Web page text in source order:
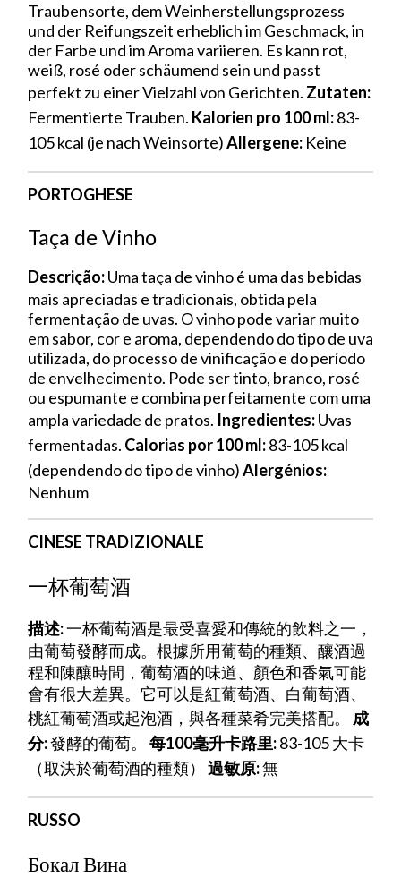
Traubensorte, dem Weinherstellungsprozess
und der Reifungszeit erheblich im Geschmack, in
der Farbe und im Aroma variieren. Es kann rot,
weiß, rosé oder schäumend sein und passt
perfekt zu einer Vielzahl von Gerichten. Zutaten:
Fermentierte Trauben. Kalorien pro 100 ml:83-
105 kcal (je nach Weinsorte)Allergene: Keine
PORTOGHESE
Taça de Vinho
Descrição:Uma taça de vinho é uma das bebidas
mais apreciadas e tradicionais, obtida pela
fermentação de uvas. O vinho pode variar muito
em sabor, cor e aroma, dependendo do tipo de uva
utilizada, do processo de vinificação e do período
de envelhecimento. Pode ser tinto, branco, rosé
ou espumante e combina perfeitamente com uma
ampla variedade de pratos. Ingredientes:Uvas
fermentadas. Calorias por 100 ml:83-105 kcal
(dependendo do tipo de vinho)Alergénios:
Nenhum
CINESE TRADIZIONALE
一杯葡萄酒
描述:一杯葡萄酒是最受喜愛和傳統的飲料之一，
由葡萄發酵而成。根據所用葡萄的種類、釀酒過
程和陳釀時間，葡萄酒的味道、顏色和香氣可能
會有很大差異。它可以是紅葡萄酒、白葡萄酒、
桃紅葡萄酒或起泡酒，與各種菜肴完美搭配。 成
分:發酵的葡萄。 每100毫升卡路里:83-105 大卡
（取決於葡萄酒的種類） 過敏原:無
RUSSO
Бокал Вина